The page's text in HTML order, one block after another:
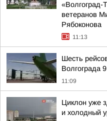
«Волгоград-
ветеранов
Рябоконова
11:13
Шесть
Волгограда 9
11:09
Циклон уже
и холодный